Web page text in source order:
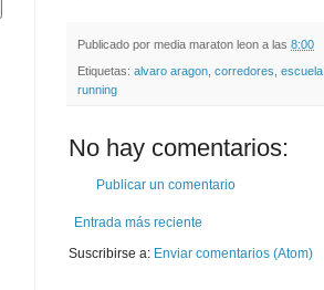
Publicado por media maraton leon a las 8:00
Etiquetas: alvaro aragon corredores escuela
running
No hay comentarios:
Publicar un comentario
Entrada más reciente
Suscribirse a: Enviar comentarios (Atom)